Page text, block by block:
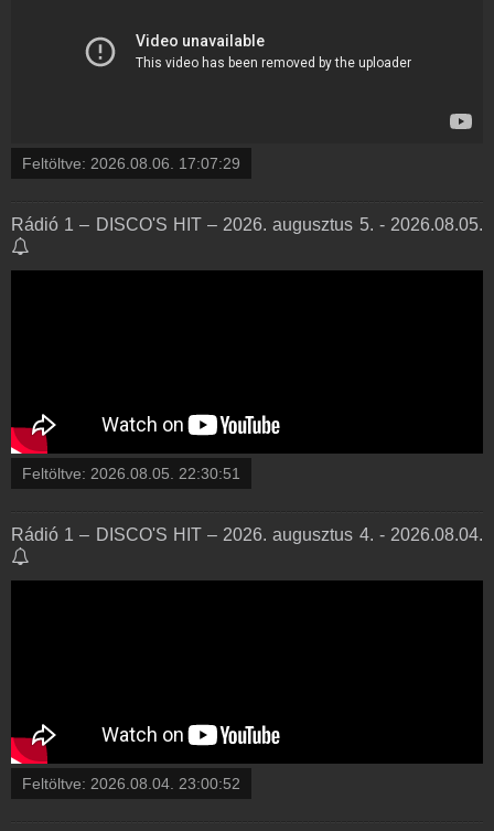
Feltöltve: 2026.08.06. 17:07:29
Rádió 1 – DISCO'S HIT – 2026. augusztus 5. - 2026.08.05.
Feltöltve: 2026.08.05. 22:30:51
Rádió 1 – DISCO'S HIT – 2026. augusztus 4. - 2026.08.04.
Feltöltve: 2026.08.04. 23:00:52